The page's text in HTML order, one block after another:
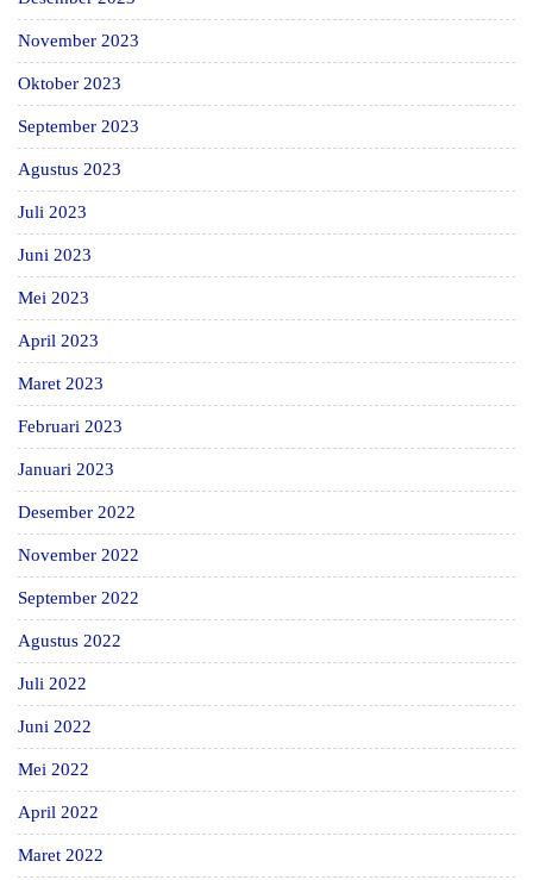
November 2023
Oktober 2023
September 2023
Agustus 2023
Juli 2023
Juni 2023
Mei 2023
April 2023
Maret 2023
Februari 2023
Januari 2023
Desember 2022
November 2022
September 2022
Agustus 2022
Juli 2022
Juni 2022
Mei 2022
April 2022
Maret 2022